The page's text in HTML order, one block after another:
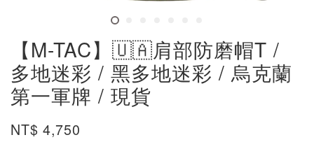
【M-TAC】🇺🇦肩部防磨帽T /
多地迷彩 / 黑多地迷彩 / 烏克蘭
第一軍牌 / 現貨
NT$ 4,750